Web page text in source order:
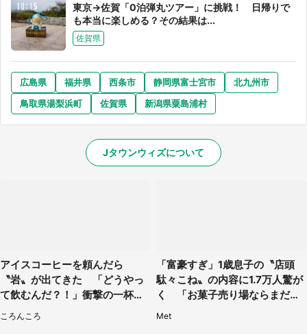
東京→佐賀「0泊弾丸ツアー」に挑戦！ 日帰りで
も本当に楽しめる？その結果は...
佐賀県
広島県 福井県 西条市 静岡県富士宮市
北九州市
鳥取県湯梨浜町
佐賀県 新潟県粟島浦村
Jタウンウィズについて
アイスコーヒーを頼んだら
〝岩〟が出てきた 「どうやっ
て飲むんだ？！」衝撃の一杯が
話題
ころんころ
「富豪すぎ」1歳息子の〝店頭
駄々こね〟の内容に1.7万人驚が
く 「お菓子売り場ならまだし
も...」「ハードル高い」
Met